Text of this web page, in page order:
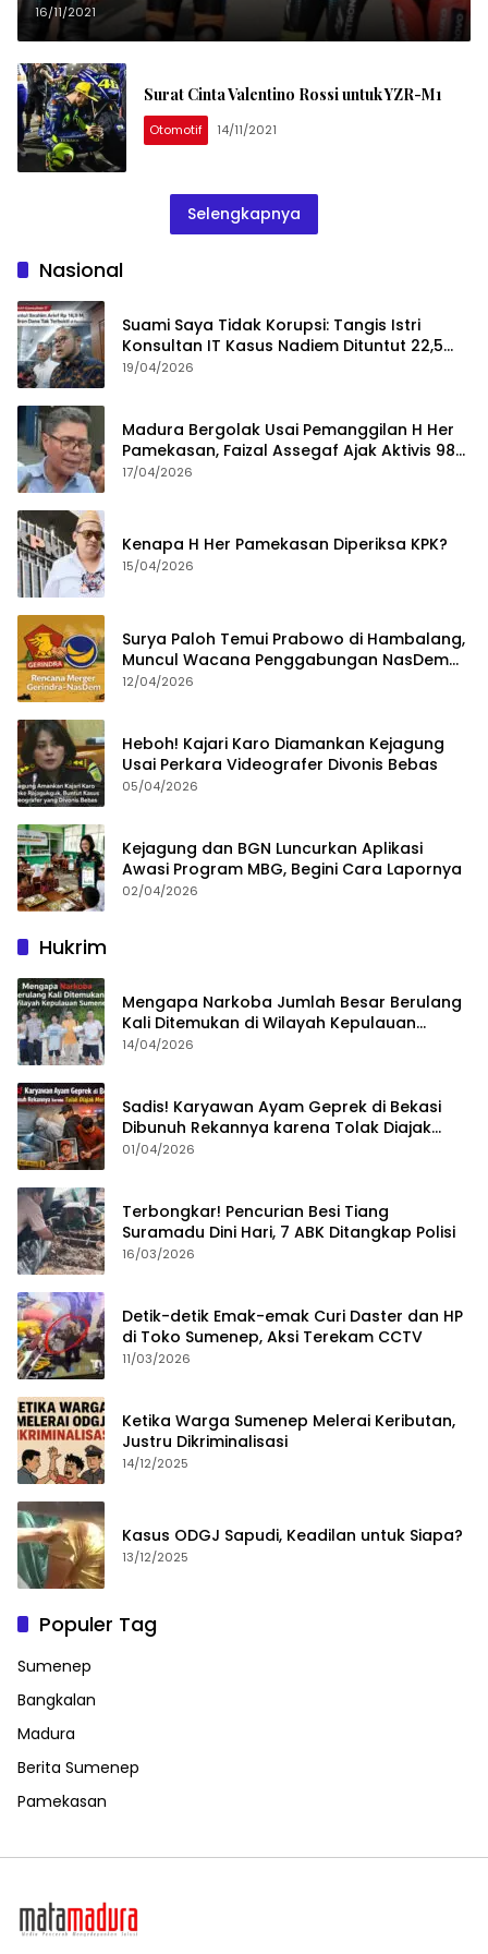
16/11/2021
Surat Cinta Valentino Rossi untuk YZR-M1
Otomotif 14/11/2021
Selengkapnya
Nasional
Suami Saya Tidak Korupsi: Tangis Istri
Konsultan IT Kasus Nadiem Dituntut 22,5
Tahun
19/04/2026
Madura Bergolak Usai Pemanggilan H Her
Pamekasan, Faizal Assegaf Ajak Aktivis 98
Bongkar Permainan KPK
17/04/2026
Kenapa H Her Pamekasan Diperiksa KPK?
15/04/2026
Surya Paloh Temui Prabowo di Hambalang,
Muncul Wacana Penggabungan NasDem
dan Gerindra
12/04/2026
Heboh! Kajari Karo Diamankan Kejagung
Usai Perkara Videografer Divonis Bebas
05/04/2026
Kejagung dan BGN Luncurkan Aplikasi
Awasi Program MBG, Begini Cara Lapornya
02/04/2026
Hukrim
Mengapa Narkoba Jumlah Besar Berulang
Kali Ditemukan di Wilayah Kepulauan
Sumenep?
14/04/2026
Sadis! Karyawan Ayam Geprek di Bekasi
Dibunuh Rekannya karena Tolak Diajak
Merampok Majikan
01/04/2026
Terbongkar! Pencurian Besi Tiang
Suramadu Dini Hari, 7 ABK Ditangkap Polisi
16/03/2026
Detik-detik Emak-emak Curi Daster dan HP
di Toko Sumenep, Aksi Terekam CCTV
11/03/2026
Ketika Warga Sumenep Melerai Keributan,
Justru Dikriminalisasi
14/12/2025
Kasus ODGJ Sapudi, Keadilan untuk Siapa?
13/12/2025
Populer Tag
Sumenep
Bangkalan
Madura
Berita Sumenep
Pamekasan